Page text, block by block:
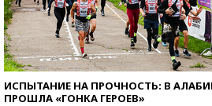
ИСПЫТАНИЕ НА ПРОЧНОСТЬ: В
ПРОШЛА «ГОНКА ГЕРОЕВ»